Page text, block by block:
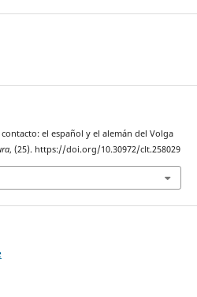
el español y el alemán del Volga
, (25). https://doi.org/10.30972/clt.258029